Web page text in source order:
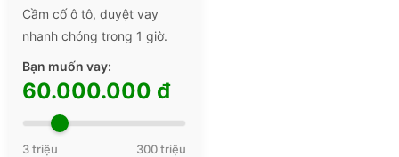
Cầm cố ô tô, duyệt vay
nhanh chóng trong 1 giờ.
Bạn muốn vay:
60.000.000 đ
3 triệu 300 triệu